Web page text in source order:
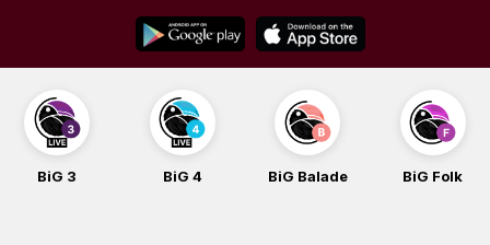
content
BiG 3 BiG 4 BiG Balade BiG Folk